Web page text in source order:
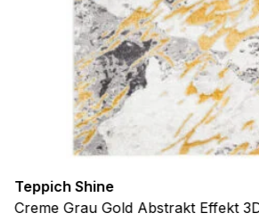
Teppich Shine
Creme Grau Gold Abstrakt Effekt